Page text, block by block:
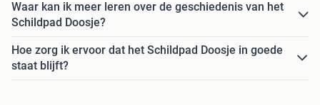
Waar kan ik meer leren over de geschiedenis van het
Schildpad Doosje?
Hoe zorg ik ervoor dat het Schildpad Doosje in goede
staat blijft?